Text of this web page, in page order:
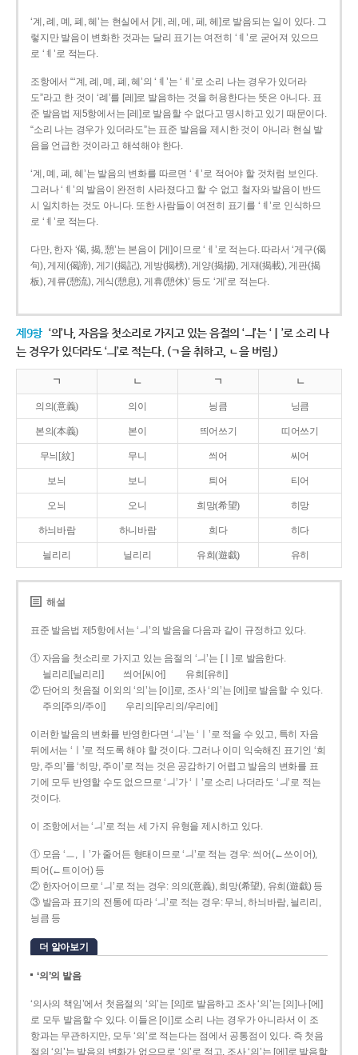
‘계, 례, 몌, 폐, 혜’는 현실에서 [게, 레, 메, 페, 헤]로 발음되는 일이 있다. 그
렇지만 발음이 변화한 것과는 달리 표기는 여전히 ‘ㅖ’로 굳어져 있으므
로 ‘ㅖ’로 적는다.
조항에서 “‘계, 례, 몌, 폐, 혜’의 ‘ㅖ’는 ‘ㅔ’로 소리 나는 경우가 있더라
도”라고 한 것이 ‘례’를 [레]로 발음하는 것을 허용한다는 뜻은 아니다. 표
준 발음법 제5항에서는 [레]로 발음할 수 없다고 명시하고 있기 때문이다.
“소리 나는 경우가 있더라도”는 표준 발음을 제시한 것이 아니라 현실 발
음을 언급한 것이라고 해석해야 한다.
‘계, 몌, 폐, 혜’는 발음의 변화를 따르면 ‘ㅔ’로 적어야 할 것처럼 보인다.
그러나 ‘ㅖ’의 발음이 완전히 사라졌다고 할 수 없고 철자와 발음이 반드
시 일치하는 것도 아니다. 또한 사람들이 여전히 표기를 ‘ㅖ’로 인식하므
로 ‘ㅖ’로 적는다.
다만, 한자 ‘偈, 揭, 憩’는 본음이 [게]이므로 ‘ㅔ’로 적는다. 따라서 ‘게구(偈
句), 게제(偈諦), 게기(揭記), 게방(揭榜), 게양(揭揚), 게재(揭載), 게판(揭
板), 게류(憩流), 게식(憩息), 게휴(憩休)’ 등도 ‘게’로 적는다.
제9항 ‘의’나, 자음을 첫소리로 가지고 있는 음절의 ‘ㅢ’는 ‘ㅣ’로 소리 나
는 경우가 있더라도 ‘ㅢ’로 적는다. (ㄱ을 취하고, ㄴ을 버림.)
ㄱ ㄴ ㄱ ㄴ
의의(意義) 의이 닁큼 닝큼
본의(本義) 본이 띄어쓰기 띠어쓰기
무늬[紋] 무니 씌어 씨어
보늬 보니 틔어 티어
오늬 오니 희망(希望) 히망
하늬바람 하니바람 희다 히다
늴리리 닐리리 유희(遊戱) 유히
해설
표준 발음법 제5항에서는 ‘ㅢ’의 발음을 다음과 같이 규정하고 있다.
① 자음을 첫소리로 가지고 있는 음절의 ‘ㅢ’는 [ㅣ]로 발음한다.
늴리리[닐리리]
씌어[씨어]
유희[유히]
② 단어의 첫음절 이외의 ‘의’는 [이]로, 조사 ‘의’는 [에]로 발음할 수 있다.
주의[주의/주이]
우리의[우리의/우리에]
이러한 발음의 변화를 반영한다면 ‘ㅢ’는 ‘ㅣ’로 적을 수 있고, 특히 자음
뒤에서는 ‘ㅣ’로 적도록 해야 할 것이다. 그러나 이미 익숙해진 표기인 ‘희
망, 주의’를 ‘히망, 주이’로 적는 것은 공감하기 어렵고 발음의 변화를 표
기에 모두 반영할 수도 없으므로 ‘ㅢ’가 ‘ㅣ’로 소리 나더라도 ‘ㅢ’로 적는
것이다.
이 조항에서는 ‘ㅢ’로 적는 세 가지 유형을 제시하고 있다.
① 모음 ‘ㅡ, ㅣ’가 줄어든 형태이므로 ‘ㅢ’로 적는 경우: 씌어(←쓰이어),
틔어(←트이어) 등
② 한자어이므로 ‘ㅢ’로 적는 경우: 의의(意義), 희망(希望), 유희(遊戱) 등
③ 발음과 표기의 전통에 따라 ‘ㅢ’로 적는 경우: 무늬, 하늬바람, 늴리리,
닁큼 등
더 알아보기
‘의’의 발음
‘의사의 책임’에서 첫음절의 ‘의’는 [의]로 발음하고 조사 ‘의’는 [의]나 [에]
로 모두 발음할 수 있다. 이들은 [이]로 소리 나는 경우가 아니라서 이 조
항과는 무관하지만, 모두 ‘의’로 적는다는 점에서 공통점이 있다. 즉 첫음
절의 ‘의’는 발음의 변화가 없으므로 ‘의’로 적고, 조사 ‘의’는 [에]로 발음할